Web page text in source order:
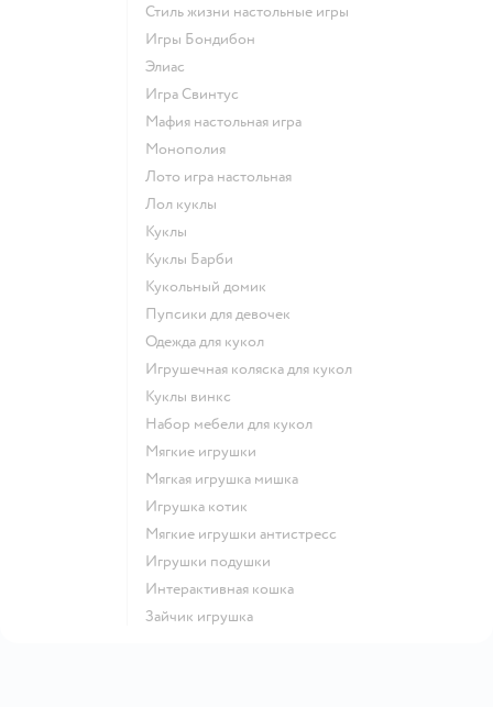
Стиль жизни настольные игры
Игры Бондибон
Элиас
Игра Свинтус
Мафия настольная игра
Монополия
Лото игра настольная
Лол куклы
Куклы
Куклы Барби
Кукольный домик
Пупсики для девочек
Одежда для кукол
Игрушечная коляска для кукол
Куклы винкс
Набор мебели для кукол
Мягкие игрушки
Мягкая игрушка мишка
Игрушка котик
Мягкие игрушки антистресс
Игрушки подушки
Интерактивная кошка
Зайчик игрушка